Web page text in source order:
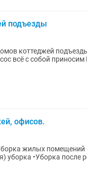
подъезды
коттеджей
всё с собой приносим
офисов.
•Уборка после